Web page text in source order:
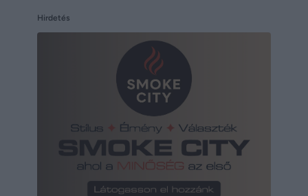
Hirdetés